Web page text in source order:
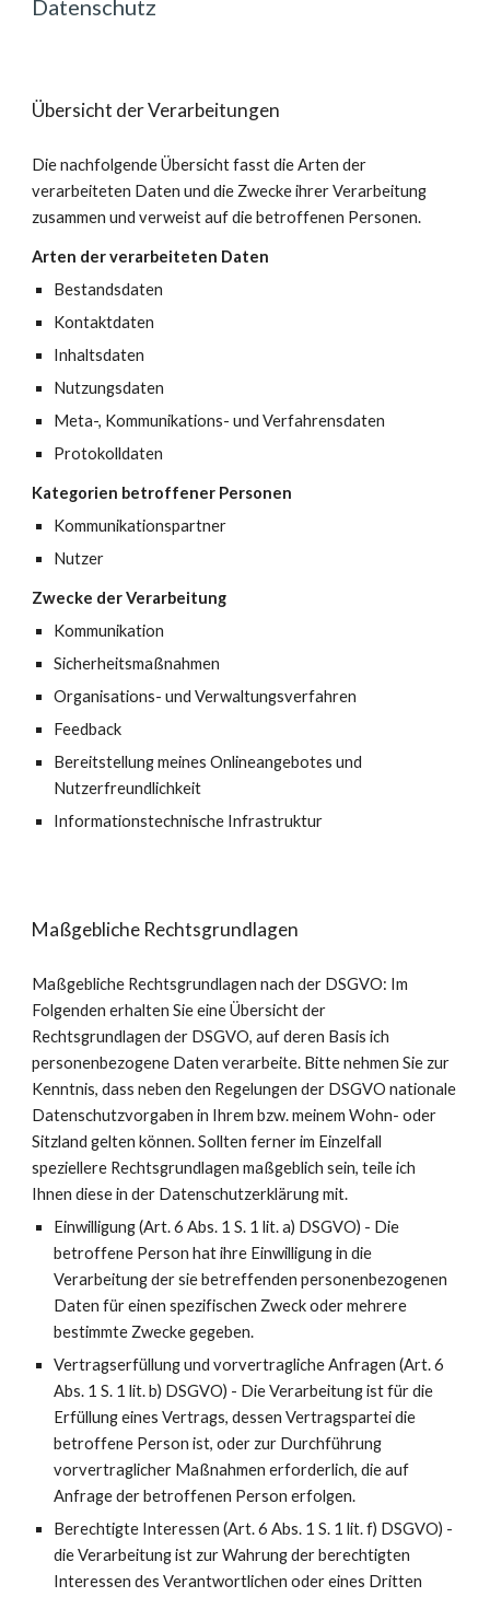
Datenschutz
Übersicht der Verarbeitungen
Die nachfolgende Übersicht fasst die Arten der
verarbeiteten Daten und die Zwecke ihrer Verarbeitung
zusammen und verweist auf die betroffenen Personen.
Arten der verarbeiteten Daten
Bestandsdaten
Kontaktdaten
Inhaltsdaten
Nutzungsdaten
Meta-, Kommunikations- und Verfahrensdaten
Protokolldaten
Kategorien betroffener Personen
Kommunikationspartner
Nutzer
Zwecke der Verarbeitung
Kommunikation
Sicherheitsmaßnahmen
Organisations- und Verwaltungsverfahren
Feedback
Bereitstellung meines Onlineangebotes und
Nutzerfreundlichkeit
Informationstechnische Infrastruktur
Maßgebliche Rechtsgrundlagen
Maßgebliche Rechtsgrundlagen nach der DSGVO: Im
Folgenden erhalten Sie eine Übersicht der
Rechtsgrundlagen der DSGVO, auf deren Basis ich
personenbezogene Daten verarbeite. Bitte nehmen Sie zur
Kenntnis, dass neben den Regelungen der DSGVO nationale
Datenschutzvorgaben in Ihrem bzw. meinem Wohn- oder
Sitzland gelten können. Sollten ferner im Einzelfall
speziellere Rechtsgrundlagen maßgeblich sein, teile ich
Ihnen diese in der Datenschutzerklärung mit.
Einwilligung (Art. 6 Abs. 1 S. 1 lit. a) DSGVO) - Die
betroffene Person hat ihre Einwilligung in die
Verarbeitung der sie betreffenden personenbezogenen
Daten für einen spezifischen Zweck oder mehrere
bestimmte Zwecke gegeben.
Vertragserfüllung und vorvertragliche Anfragen (Art. 6
Abs. 1 S. 1 lit. b) DSGVO) - Die Verarbeitung ist für die
Erfüllung eines Vertrags, dessen Vertragspartei die
betroffene Person ist, oder zur Durchführung
vorvertraglicher Maßnahmen erforderlich, die auf
Anfrage der betroffenen Person erfolgen.
Berechtigte Interessen (Art. 6 Abs. 1 S. 1 lit. f) DSGVO) -
die Verarbeitung ist zur Wahrung der berechtigten
Interessen des Verantwortlichen oder eines Dritten